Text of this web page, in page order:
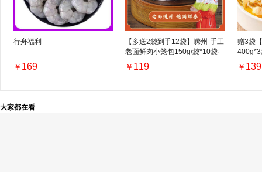
行舟福利
￥ 169
【多送2袋到手12袋】嵊州-手工
老面鲜肉小笼包150g/袋*10袋·
顺丰包邮
￥ 119
赠3袋
400g*3
￥ 139
大家都在看